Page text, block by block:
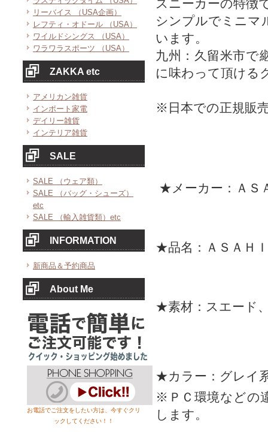
リーバイス （USA企画）
レフティ・オドール （USA）
ワイルドシングス （USA）
ワラワラスポーツ （USA）
ZAKKA etc
アメリカン雑貨
インポート家電
デイリー雑貨
インテリア雑貨
SALE
SALE （ウェア類）
SALE （バッグ・シューズ）
etc
SALE （輸入雑貨類）etc
INFORMATION
新商品＆予約商品
About Me
お電話でご注文をしたい方は、今すぐクリ
ックしてください！！
スニーカーの特徴
シンプルでミニマ
います。
九州：久留米市で
に味わって頂ける
※日本での正規販
★メーカー：ＡＳ
★品名：ＡＳＡＨ
★素材：スエード
★カラー：グレイ
※ＰＣ環境などの
します。